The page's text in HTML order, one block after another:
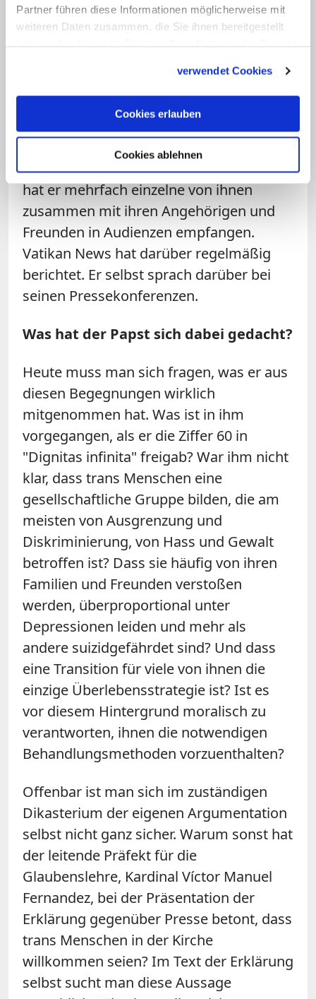
Partner führen diese Informationen möglicherweise mit
weiteren Daten zusammen, die Sie ihnen bereitgestellt
verwendet Cookies
Cookies erlauben
Cookies ablehnen
annehmen.Im letzten Jahr hat der
dass sie selbstverständlich eine
Im Zusammenhang mit der Corona-
Not speziell von trans Menschen
aufmerksam geworden. Seit dieser Zeit
hat er mehrfach einzelne von ihnen
zusammen mit ihren Angehörigen und
Freunden in Audienzen empfangen.
Vatikan News hat darüber regelmäßig
berichtet. Er selbst sprach darüber bei
seinen Pressekonferenzen.
Was hat der Papst sich dabei gedacht?
Heute muss man sich fragen, was er aus
diesen Begegnungen wirklich
mitgenommen hat. Was ist in ihm
vorgegangen, als er die Ziffer 60 in
"Dignitas infinita" freigab? War ihm nicht
klar, dass trans Menschen eine
gesellschaftliche Gruppe bilden, die am
meisten von Ausgrenzung und
Diskriminierung, von Hass und Gewalt
betroffen ist? Dass sie häufig von ihren
Familien und Freunden verstoßen
werden, überproportional unter
Depressionen leiden und mehr als
andere suizidgefährdet sind? Und dass
eine Transition für viele von ihnen die
einzige Überlebensstrategie ist? Ist es
vor diesem Hintergrund moralisch zu
verantworten, ihnen die notwendigen
Behandlungsmethoden vorzuenthalten?
Offenbar ist man sich im zuständigen
Dikasterium der eigenen Argumentation
selbst nicht ganz sicher. Warum sonst hat
der leitende Präfekt für die
Glaubenslehre, Kardinal Víctor Manuel
Fernandez, bei der Präsentation der
Erklärung gegenüber Presse betont, dass
trans Menschen in der Kirche
willkommen seien? Im Text der Erklärung
selbst sucht man diese Aussage